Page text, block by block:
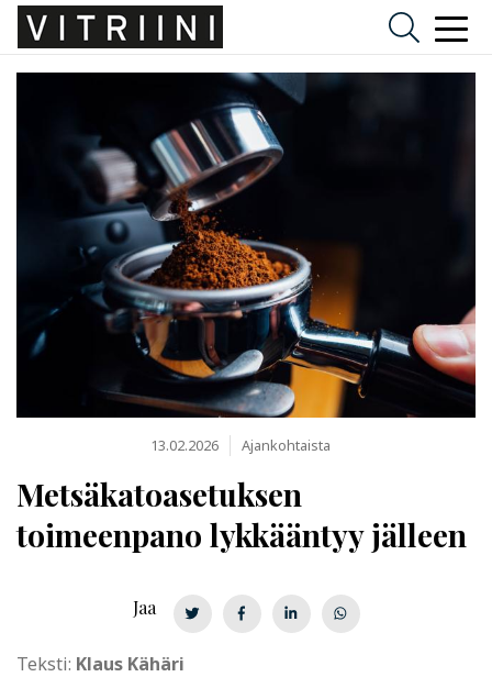
13.02.2026 Ajankohtaista
Met­sä­ka­toa­se­tuk­sen
toimeenpano lykkääntyy jälleen
Teksti: Klaus Kähäri
Jaa